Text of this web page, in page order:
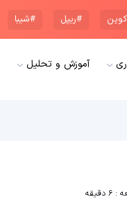
#ریپل #شیبا
آموزش و تحلیل
:۶ دقیقه